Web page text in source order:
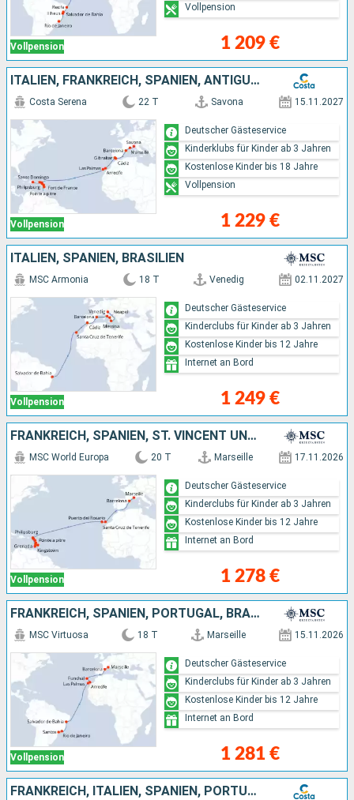
Vollpension 1 209 €
Vollpension
ITALIEN, FRANKREICH, SPANIEN, ANTIGUA UND BARBUDA, DOMINIKANISCHE REPUBLIK
Vollpension
Costa Serena 22 T Savona 15.11.2027
1 229 €
Deutscher Gästeservice
Kinderklubs für Kinder ab 3 Jahren
Kostenlose Kinder bis 18 Jahre
Vollpension
ITALIEN, SPANIEN, BRASILIEN
Vollpension
MSC Armonia 18 T Venedig 02.11.2027
1 249 €
Deutscher Gästeservice
Kinderclubs für Kinder ab 3 Jahren
Kostenlose Kinder bis 12 Jahre
Internet an Bord
FRANKREICH, SPANIEN, ST. VINCENT UND DIE GRENADINEN, BARBADOS, GRENADA
Vollpension
MSC World Europa 20 T Marseille 17.11.2026
1 278 €
Deutscher Gästeservice
Kinderclubs für Kinder ab 3 Jahren
Kostenlose Kinder bis 12 Jahre
Internet an Bord
FRANKREICH, SPANIEN, PORTUGAL, BRASILIEN
Vollpension
MSC Virtuosa 18 T Marseille 15.11.2026
1 281 €
Deutscher Gästeservice
Kinderclubs für Kinder ab 3 Jahren
Kostenlose Kinder bis 12 Jahre
Internet an Bord
FRANKREICH, ITALIEN, SPANIEN, PORTUGAL, KAP VERDE, BRASILIEN